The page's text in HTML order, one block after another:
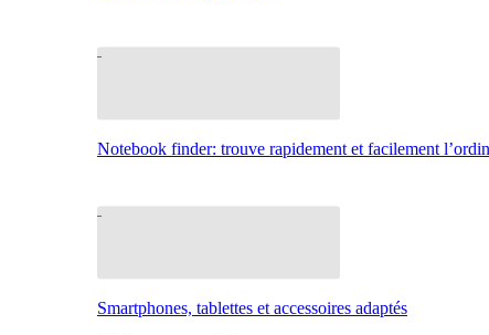
Notebook finder: trouve rapidement et facilement
Smartphones, tablettes et accessoires adaptés